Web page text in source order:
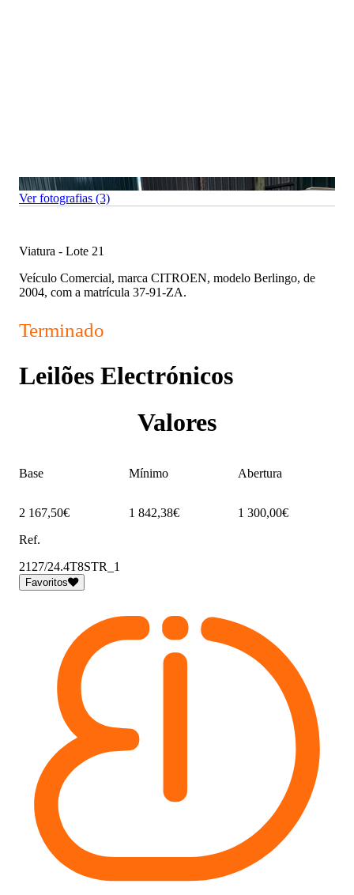
Ver fotografias (3)
Viatura - Lote 21
Veículo Comercial, marca CITROEN, modelo Berlingo, de
2004, com a matrícula 37-91-ZA.
Terminado
Leilões Electrónicos
Valores
Base Mínimo Abertura
2 167,50€ 1 842,38€
1 300,00€
Ref.
2127/24.4T8STR_1
Favoritos